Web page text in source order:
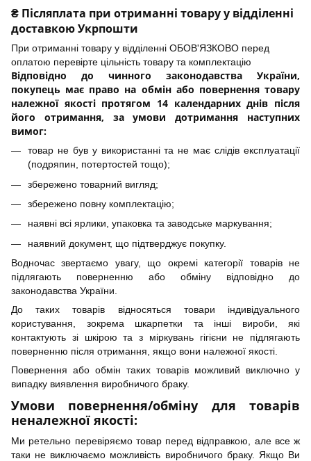
₴ Післяплата при отриманні товару у відділенні
доставкою Укрпошти
При отриманні товару у відділенні ОБОВ'ЯЗКОВО перед
оплатою перевірте цільність товару та комплектацію
Відповідно до чинного законодавства України,
покупець має право на обмін або повернення товару
належної якості протягом 14 календарних днів після
його отримання, за умови дотримання наступних
вимог:
товар не був у використанні та не має слідів експлуатації
(подряпин, потертостей тощо);
збережено товарний вигляд;
збережено повну комплектацію;
наявні всі ярлики, упаковка та заводське маркування;
наявний документ, що підтверджує покупку.
Водночас звертаємо увагу, що окремі категорії товарів не
підлягають поверненню або обміну відповідно до
законодавства України.
До таких товарів відносяться товари індивідуального
користування, зокрема шкарпетки та інші вироби, які
контактують зі шкірою та з міркувань гігієни не підлягають
поверненню після отримання, якщо вони належної якості.
Повернення або обмін таких товарів можливий виключно у
випадку виявлення виробничого браку.
Умови повернення/обміну для товарів
неналежної якості:
Ми ретельно перевіряємо товар перед відправкою, але все ж
таки не виключаємо можливість виробничого браку. Якщо Ви